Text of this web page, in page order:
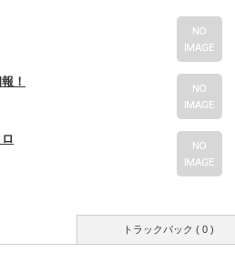
！
トラックバック ( 0 )